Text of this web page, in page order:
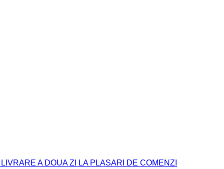
A DOUA ZI LA PLASARI DE COMENZI